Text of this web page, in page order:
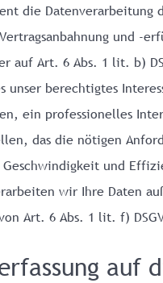
die Datenverarbeitung
und -
auf Art. 6 Abs. 1 lit. b)
unser berechtigtes
ein professionelles
das die nötigen
und
wir Ihre Daten
Art. 6 Abs. 1 lit. f)
auf